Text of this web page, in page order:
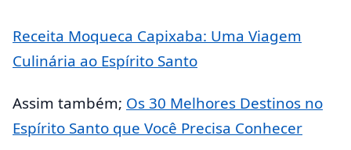
Receita Moqueca Capixaba: Uma Viagem
Culinária ao Espírito Santo
Assim também; Os 30 Melhores Destinos no
Espírito Santo que Você Precisa Conhecer